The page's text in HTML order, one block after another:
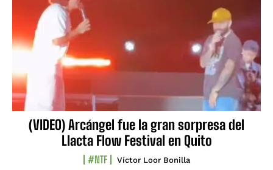
(VIDEO) Arcángel fue la gran sorpresa del
Llacta Flow Festival en Quito
#NTF Víctor Loor Bonilla